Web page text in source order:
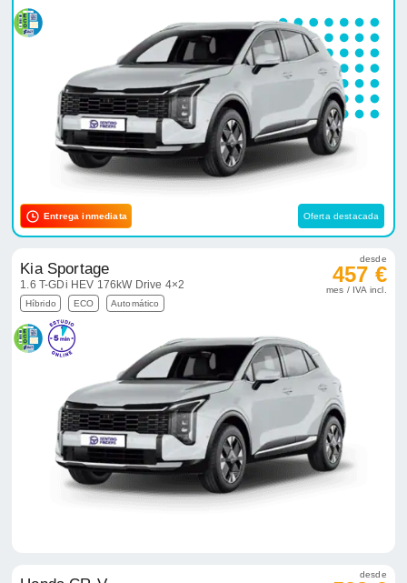
Entrega inmediata Oferta destacada
Kia Sportage
1.6 T-GDi HEV 176kW Drive 4×2
Híbrido ECO Automático
desde
457 €
mes / IVA incl.
desde